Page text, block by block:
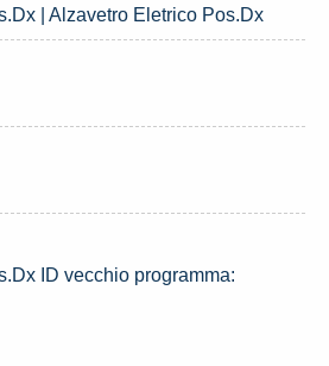
| Alzavetro Eletrico Pos.Dx
ID vecchio programma: